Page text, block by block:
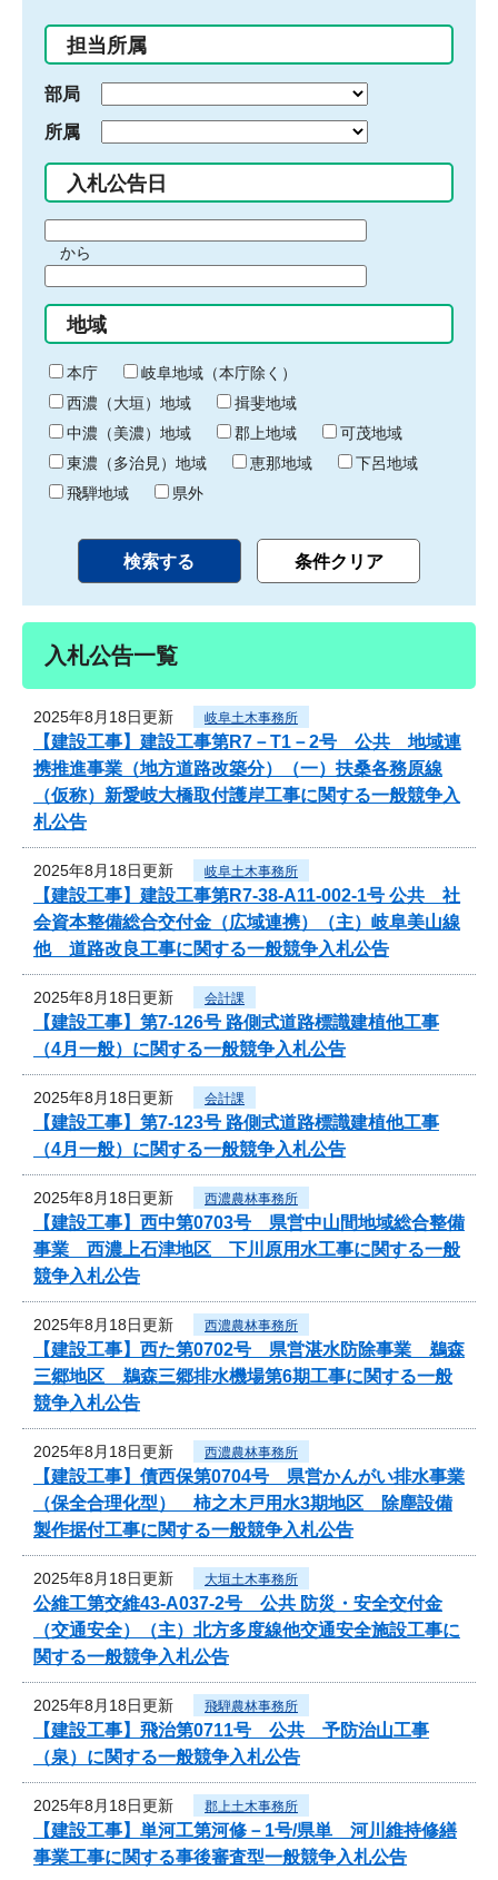
入
力
担当所属
部局
所属
入札公告日
間
始
り
から
間
終
わ
り
地域
本庁
岐阜地域（本庁除く）
西濃（大垣）地域
揖斐地域
中濃（美濃）地域
郡上地域
可茂地域
東濃（多治見）地域
恵那地域
下呂地域
飛騨地域
県外
入札公告一覧
2025年8月18日更新 岐阜土木事務所
【建設工事】建設工事第R7－T1－2号 公共 地域連
携推進事業（地方道路改築分）（一）扶桑各務原線
（仮称）新愛岐大橋取付護岸工事に関する一般競争入
札公告
2025年8月18日更新 岐阜土木事務所
【建設工事】建設工事第R7-38-A11-002-1号 公共 社
会資本整備総合交付金（広域連携）（主）岐阜美山線
他 道路改良工事に関する一般競争入札公告
2025年8月18日更新 会計課
【建設工事】第7-126号 路側式道路標識建植他工事
（4月一般）に関する一般競争入札公告
2025年8月18日更新 会計課
【建設工事】第7-123号 路側式道路標識建植他工事
（4月一般）に関する一般競争入札公告
2025年8月18日更新 西濃農林事務所
【建設工事】西中第0703号 県営中山間地域総合整備
事業 西濃上石津地区 下川原用水工事に関する一般
競争入札公告
2025年8月18日更新 西濃農林事務所
【建設工事】西た第0702号 県営湛水防除事業 鵜森
三郷地区 鵜森三郷排水機場第6期工事に関する一般
競争入札公告
2025年8月18日更新 西濃農林事務所
【建設工事】債西保第0704号 県営かんがい排水事業
（保全合理化型） 柿之木戸用水3期地区 除塵設備
製作据付工事に関する一般競争入札公告
2025年8月18日更新 大垣土木事務所
公維工第交維43-A037-2号 公共 防災・安全交付金
（交通安全）（主）北方多度線他交通安全施設工事に
関する一般競争入札公告
2025年8月18日更新 飛騨農林事務所
【建設工事】飛治第0711号 公共 予防治山工事
（泉）に関する一般競争入札公告
2025年8月18日更新 郡上土木事務所
【建設工事】単河工第河修－1号/県単 河川維持修繕
事業工事に関する事後審査型一般競争入札公告